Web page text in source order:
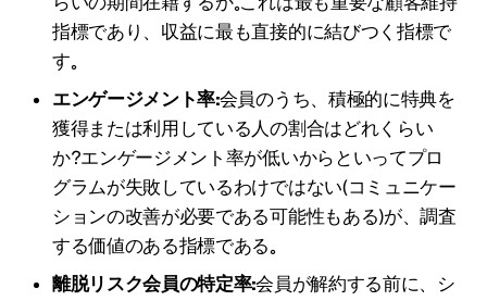
指標であり、収益に最も直接的に結びつく指標で
す。
エンゲージメント率：会員のうち、積極的に特典を
獲得または利用している人の割合はどれくらい
か？エンゲージメント率が低いからといってプロ
グラムが失敗しているわけではない（コミュニケー
ションの改善が必要である可能性もある）が、調査
する価値のある指標である。
離脱リスク会員の特定率：会員が解約する前に、シ